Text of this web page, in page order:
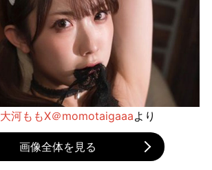
大河ももX＠momotaigaaaより
画像全体を見る